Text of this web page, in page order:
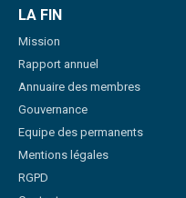
LA FIN
Mission
Rapport annuel
Annuaire des membres
Gouvernance
Equipe des permanents
Mentions légales
RGPD